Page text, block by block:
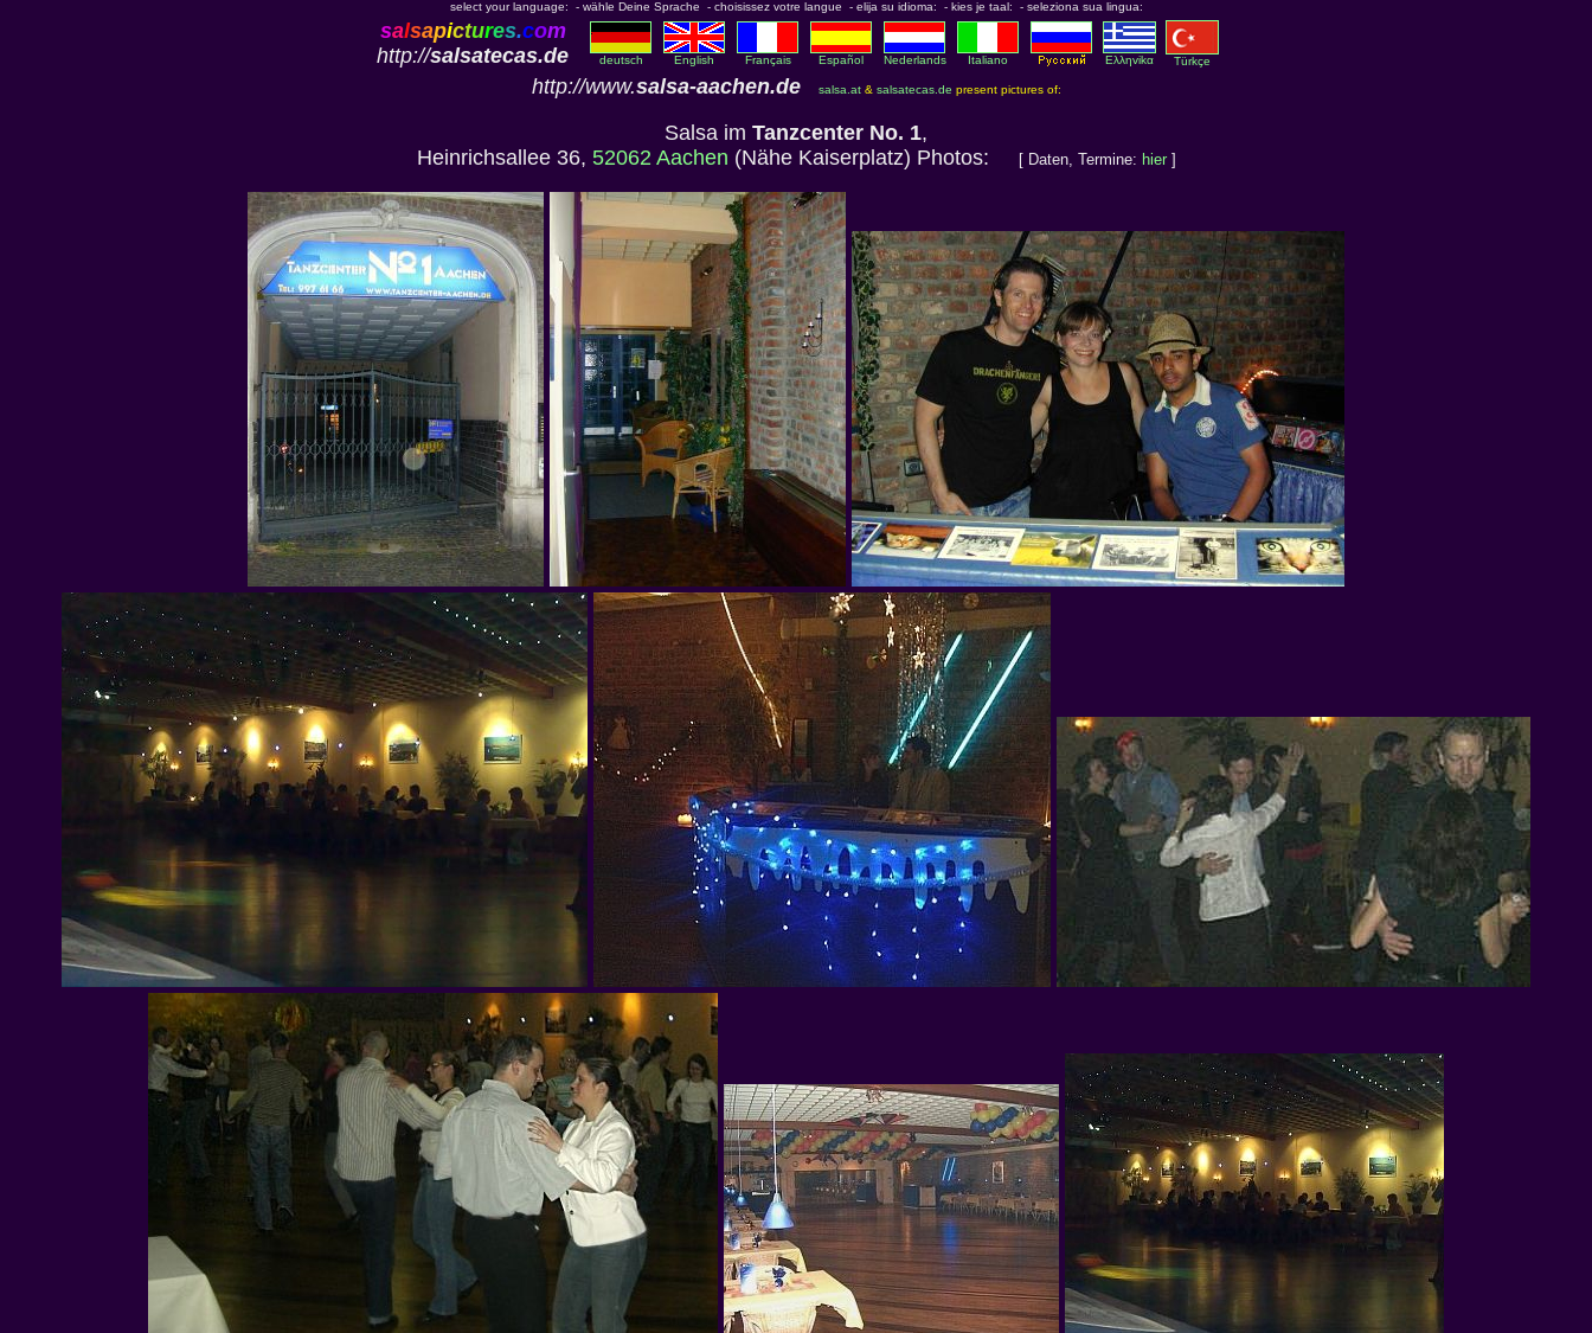
select your language: - wähle Deine Sprache - choisissez votre langue - elija su idioma: - kies je taal: - seleziona sua lingua:
salsapictures.com
http://salsatecas.de deutsch English Français Español Nederlands Italiano Eλληvikα Türkçe
http://www.salsa-aachen.de salsa.at& salsatecas.de present pictures of:
Salsa im Tanzcenter No. 1,
Heinrichsallee 36, 52062 Aachen (Nähe Kaiserplatz) Photos: [ Daten, Termine: hier]